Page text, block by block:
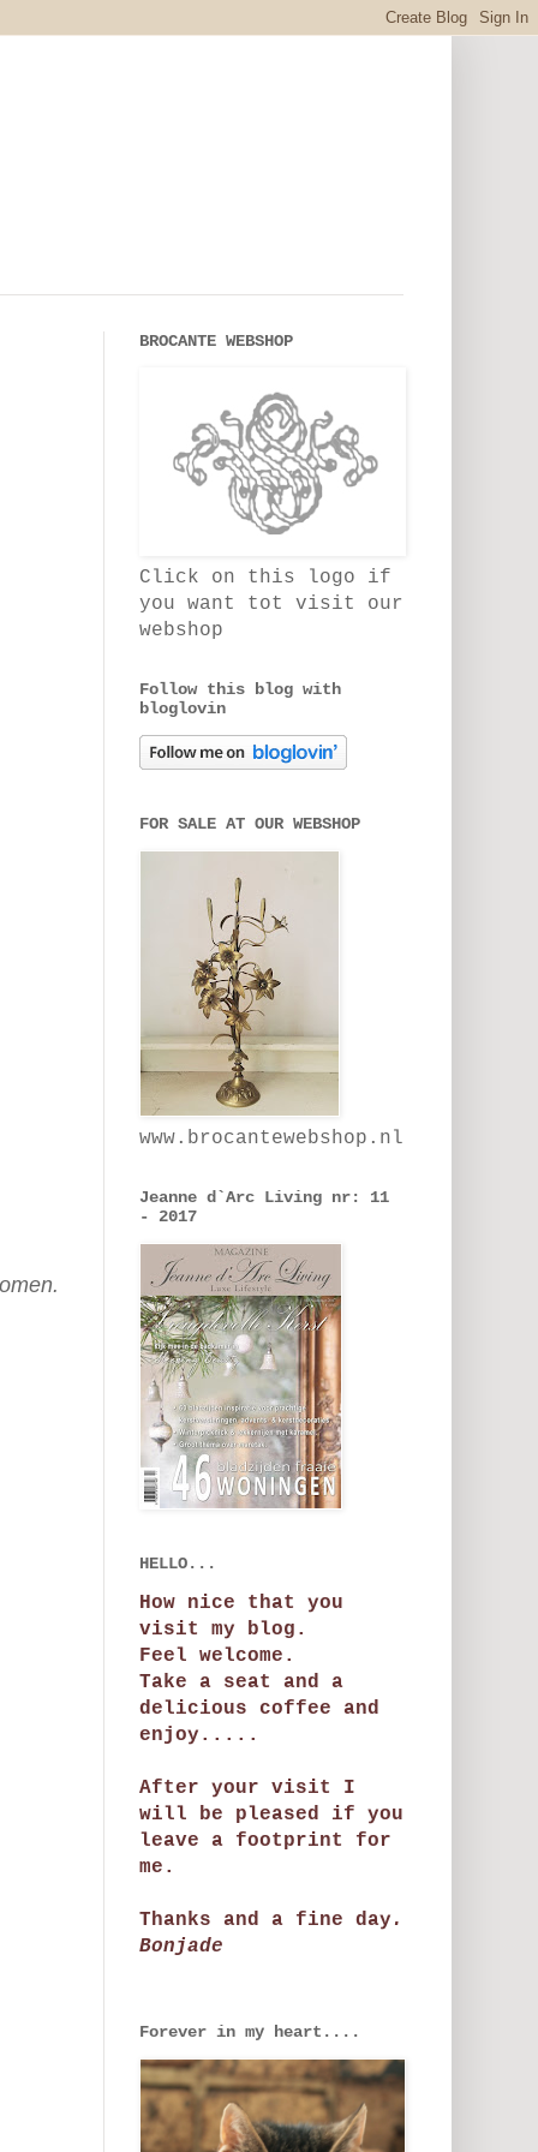
BROCANTE WEBSHOP
Click on this logo if
you want tot visit our
webshop
Follow this blog with
bloglovin
FOR SALE AT OUR WEBSHOP
www.brocantewebshop.nl
Jeanne d`Arc Living nr: 11
- 2017
HELLO...
How nice that you
visit my blog.
Feel welcome.
Take a seat and a
delicious coffee and
enjoy.....
After your visit I
will be pleased if you
leave a footprint for
me.
Thanks and a fine day .
Bonjade
Forever in my heart....